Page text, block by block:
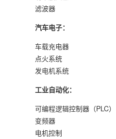
滤波器
汽车电子：
车载充电器
点火系统
发电机系统
工业自动化：
可编程逻辑控制器（PLC）
变频器
电机控制